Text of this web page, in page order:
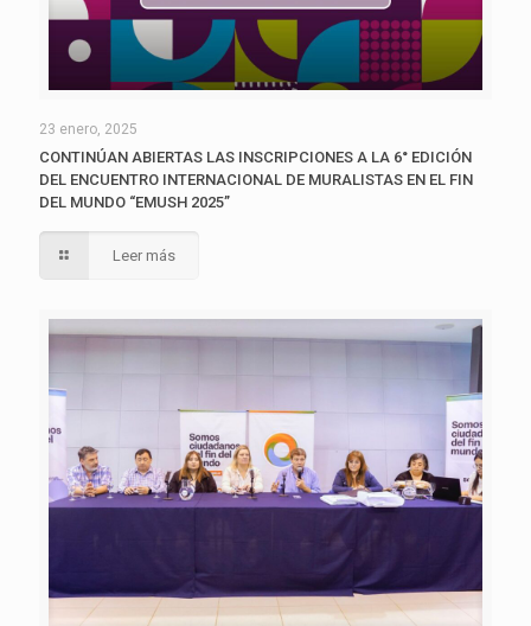
23 enero, 2025
CONTINÚAN ABIERTAS LAS INSCRIPCIONES A LA 6° EDICIÓN
DEL ENCUENTRO INTERNACIONAL DE MURALISTAS EN EL FIN
DEL MUNDO “EMUSH 2025”
Leer más